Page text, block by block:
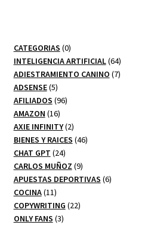
CATEGORIAS 00
productos
INTELIGENCIA ARTIFICIAL 6464
productos
ADIESTRAMIENTO CANINO 77
ADSENSE 55
productos
AFILIADOS 9696
AMAZON 1616
productos
AXIE INFINITY 22
productos
BIENES Y RAICES 4646
CHAT GPT 2424
productos
CARLOS MUÑOZ 99
productos
APUESTAS DEPORTIVAS 66
COCINA 1111
productos
COPYWRITING 2222
ONLY FANS 33